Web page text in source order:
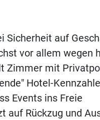
Sicherheit auf
vor allem wegen
Zimmer mit
Hotel-
Events ins Freie
auf Rückzug und